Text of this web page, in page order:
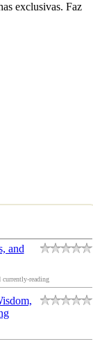
exclusivas. Faz
and
currently-reading